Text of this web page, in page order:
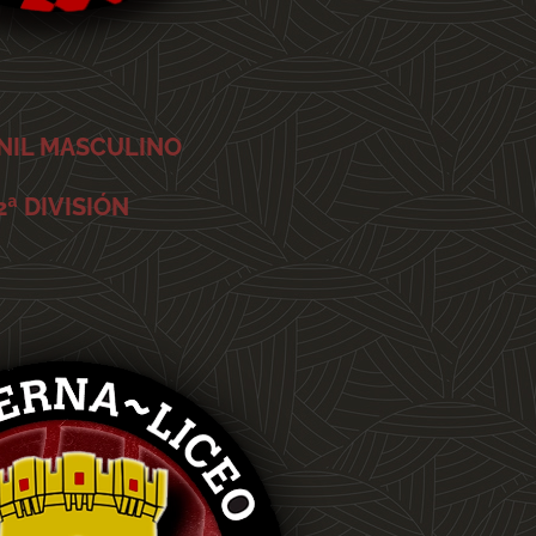
MASCULINO
DIVISIÓN